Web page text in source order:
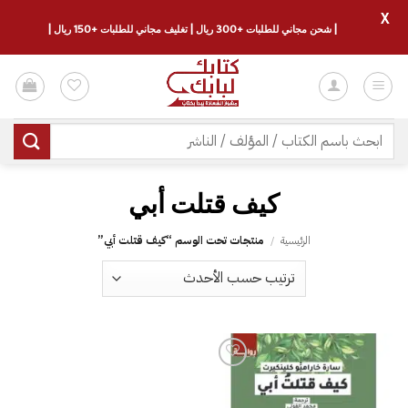
للمحتوى
البحث
عن:
الرئيسية / منتجات تحت الوسم “‎كيف قتلت أبي”
| شحن مجاني للطلبات +300 ريال | تغليف مجاني للطلبات +150 ريال |
X